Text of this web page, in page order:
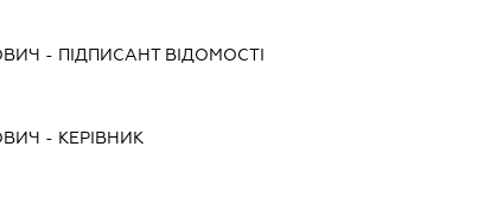
- ПІДПИСАНТВІДОМОСТІ
- КЕРІВНИК